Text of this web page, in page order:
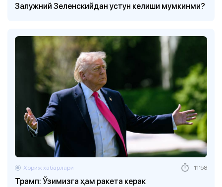
Залужний Зеленскийдан устун келиши мумкинми?
Трамп: Ўзимизга ҳам ракета керак
Хориж хабарлари 11:58